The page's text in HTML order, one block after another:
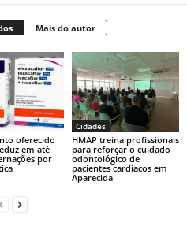
Mais do autor
oferecido
em até
por
Cidades
HMAP treina profissionais
para reforçar o cuidado
odontológico de
pacientes cardíacos em
Aparecida